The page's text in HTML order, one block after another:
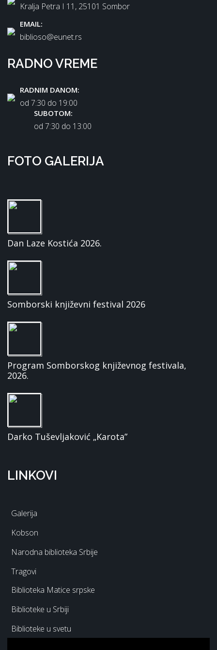
Kralja Petra I 11, 25101 Sombor
EMAIL:
biblioso@eunet.rs
RADNO VREME
RADNIM DANOM:
od 7:30 dо 19:00
SUBOTOM:
od 7:30 dо 13:00
FOTO GALERIJA
Dan Laze Kostića 2026.
Somborski književni festival 2026
Program Somborskog književnog festivala,
2026.
Darko Tuševljaković „Karota”
LINKOVI
Galerija
Kobson
Narodna biblioteka Srbije
Tragovi
Biblioteka Matice srpske
Biblioteke u Srbiji
Biblioteke u svetu